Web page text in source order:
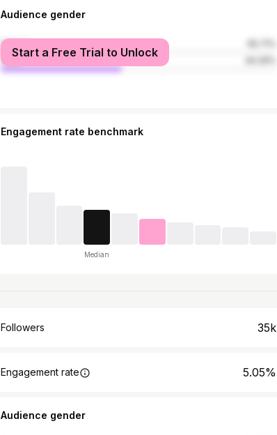
Audience gender
female
male
Start a Free Trial to Unlock
Engagement rate benchmark
Median
Followers 35k
Engagement rate 5.05%
Audience gender